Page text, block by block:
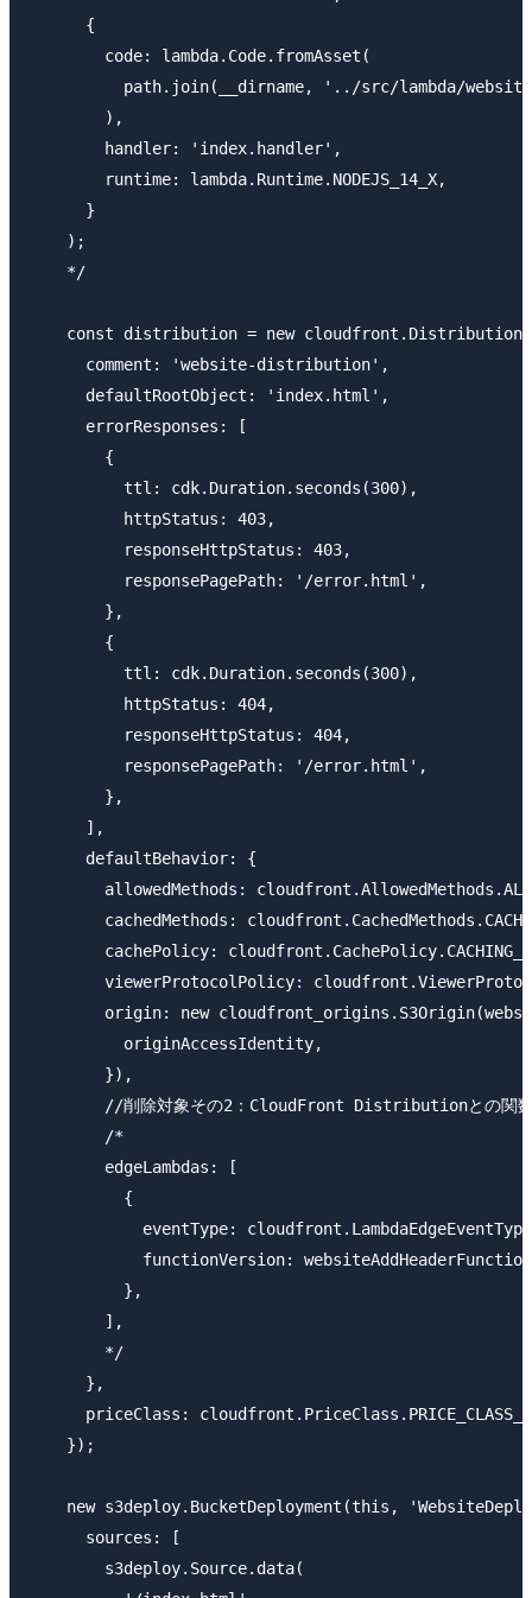
      {
        code: lambda.Code.fromAsset(
path.join(__dirname, '../src/lambda/
        ),
        handler: 'index.handler',
        runtime: lambda.Runtime.NODEJS_14_X,
      }
    );
    */
const distribution = new
      comment: 'website-distribution',
      defaultRootObject: 'index.html',
      errorResponses: [
        {
          ttl: cdk.Duration.seconds(300),
          httpStatus: 403,
          responseHttpStatus: 403,
          responsePagePath: '/error.html',
        },
        {
          ttl: cdk.Duration.seconds(300),
          httpStatus: 404,
          responseHttpStatus: 404,
          responsePagePath: '/error.html',
        },
      ],
      defaultBehavior: {
allowedMethods:
cachedMethods:
cachePolicy:
viewerProtocolPolicy:
origin: new
          originAccessIdentity,
        }),
//削除対象その2：CloudFront Distributionとの関
        /*
        edgeLambdas: [
          {
eventType:
functionVersion:
          },
        ],
        */
      },
priceClass:
    });
new s3deploy.BucketDeployment(this,
      sources: [
        s3deploy.Source.data(